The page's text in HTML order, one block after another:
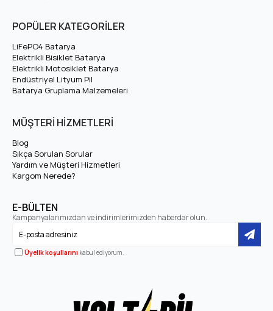
₺26.576,71
24 Volt 78 Ah LiFePO4 Batarya 24 Volt 84 Ah LiFePO4 Batarya